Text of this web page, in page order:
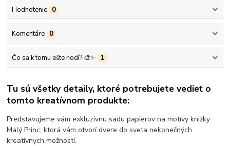
Hodnotenie 0
Komentáre 0
Čo sa k tomu ešte hodí? 🎨✨ 1
Tu sú všetky detaily, ktoré potrebujete vedieť o
tomto kreatívnom produkte:
Predstavujeme vám exkluzívnu sadu papierov na motívy knižky
Malý Princ, ktorá vám otvorí dvere do sveta nekonečných
kreatívnych možností.